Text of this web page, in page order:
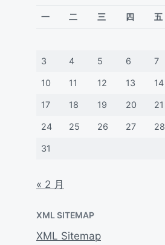
一 二 三 四 五
3 4 5 6 7
10 11 12 13 14
17 18 19 20 21
24 25 26 27 28
31
« 2 月
XML SITEMAP
XML Sitemap